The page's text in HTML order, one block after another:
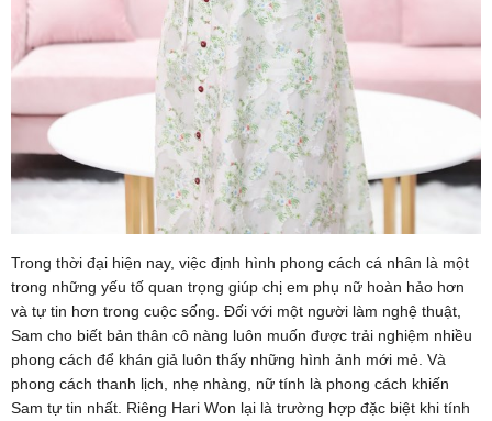
Trong thời đại hiện nay, việc định hình phong cách cá nhân là một
trong những yếu tố quan trọng giúp chị em phụ nữ hoàn hảo hơn
và tự tin hơn trong cuộc sống. Đối với một người làm nghệ thuật,
Sam cho biết bản thân cô nàng luôn muốn được trải nghiệm nhiều
phong cách để khán giả luôn thấy những hình ảnh mới mẻ. Và
phong cách thanh lịch, nhẹ nhàng, nữ tính là phong cách khiến
Sam tự tin nhất. Riêng Hari Won lại là trường hợp đặc biệt khi tính